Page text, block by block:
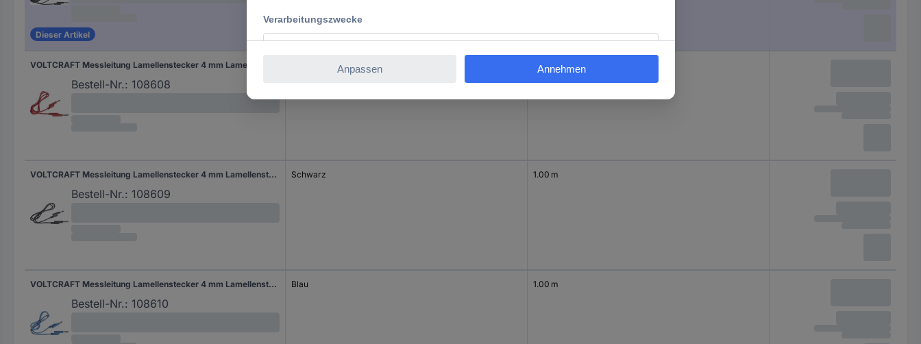
Dieser Artikel
Bestell-Nr.: 108608
1.00 m
VOLTCRAFT Messleitung Lamellenstecker 4 mm Lamellenstecker 4 mm 1.00 m Schwarz 1 St.
Bestell-Nr.: 108609
Schwarz 1.00 m
VOLTCRAFT Messleitung Lamellenstecker 4 mm Lamellenstecker 4 mm 1.00 m Blau 1 St.
Bestell-Nr.: 108610
Blau 1.00 m